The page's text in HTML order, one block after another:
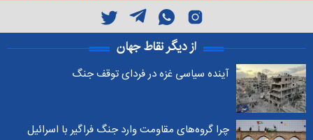
از دیگر نقاط جهان
آینده سیاسی غزه در فردای توقف جنگ
چرا گروه‌های مقاومت وارد جنگ فراگیر با اسرائیل